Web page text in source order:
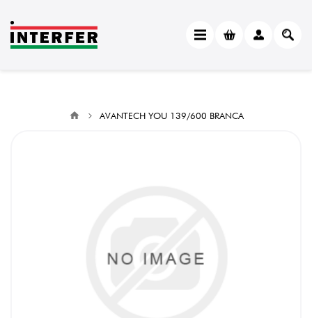
AVANTECH YOU 139/600 BRANCA